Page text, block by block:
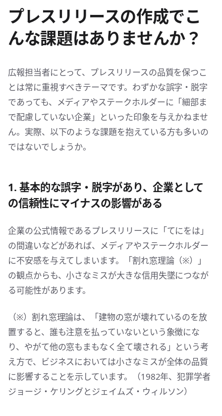
プレスリリースの作成でこ
んな課題はありませんか？
広報担当者にとって、プレスリリースの品質を保つこ
とは常に重視すべきテーマです。わずかな誤字・脱字
であっても、メディアやステークホルダーに「細部ま
で配慮していない企業」といった印象を与えかねませ
ん。実際、以下のような課題を抱えている方も多いの
ではないでしょうか。
1. 基本的な誤字・脱字があり、企業として
の信頼性にマイナスの影響がある
企業の公式情報であるプレスリリースに「てにをは」
の間違いなどがあれば、メディアやステークホルダー
に不安感を与えてしまいます。「割れ窓理論（※）」
の観点からも、小さなミスが大きな信用失墜につなが
る可能性があります。
（※）割れ窓理論は、「建物の窓が壊れているのを放
置すると、誰も注意を払っていないという象徴にな
り、やがて他の窓もまもなく全て壊される」という考
え方で、ビジネスにおいては小さなミスが全体の品質
に影響することを示しています。（1982年、犯罪学者
ジョージ・ケリングとジェイムズ・ウィルソン）